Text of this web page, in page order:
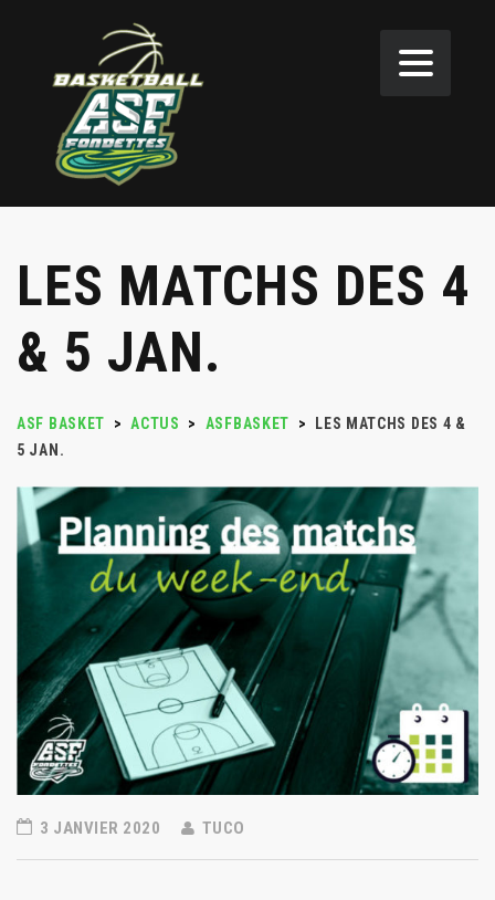
LES MATCHS DES 4
& 5 JAN.
ASF BASKET > ACTUS > ASFBASKET >
LES MATCHS DES 4 &
5 JAN.
3 JANVIER 2020 TUCO